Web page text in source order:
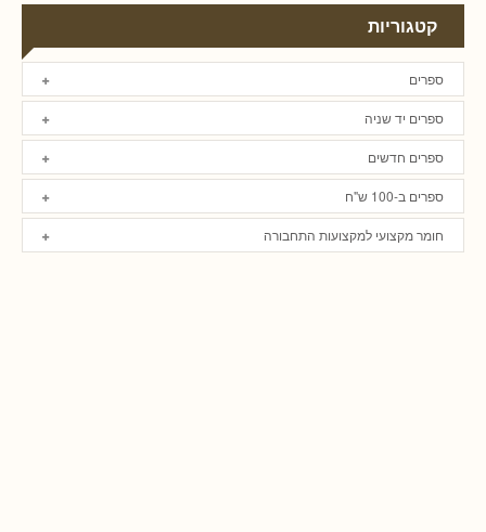
קטגוריות
ספרים
ספרים יד שניה
ספרים חדשים
ספרים ב-100 ש"ח
חומר מקצועי למקצועות התחבורה